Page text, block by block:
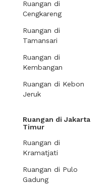
Ruangan di
Cengkareng
Ruangan di
Tamansari
Ruangan di
Kembangan
Ruangan di Kebon
Jeruk
Ruangan di Jakarta
Timur
Ruangan di
Kramatjati
Ruangan di Pulo
Gadung